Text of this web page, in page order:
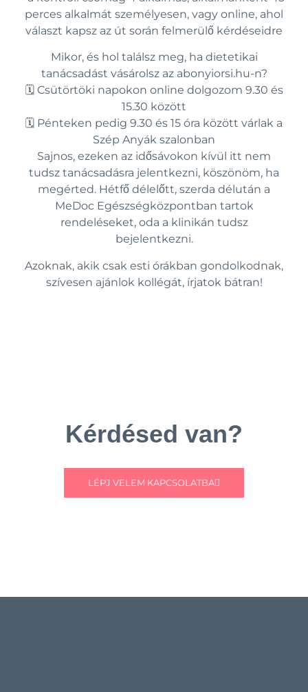
perces alkalmát személyesen, vagy online, ahol
választ kapsz az út során felmerülő kérdéseidre
Mikor, és hol találsz meg, ha dietetikai
tanácsadást vásárolsz az abonyiorsi.hu-n?
🗓️ Csütörtöki napokon online dolgozom 9.30 és
15.30 között
🗓️ Pénteken pedig 9.30 és 15 óra között várlak a
Szép Anyák szalonban
Sajnos, ezeken az idősávokon kívül itt nem
tudsz tanácsadásra jelentkezni, köszönöm, ha
megérted. Hétfő délelőtt, szerda délután a
MeDoc Egészségközpontban tartok
rendeléseket, oda a klinikán tudsz
bejelentkezni.
Azoknak, akik csak esti órákban gondolkodnak,
szívesen ajánlok kollégát, írjatok bátran!
Kérdésed van?
LÉPJ VELEM KAPCSOLATBA